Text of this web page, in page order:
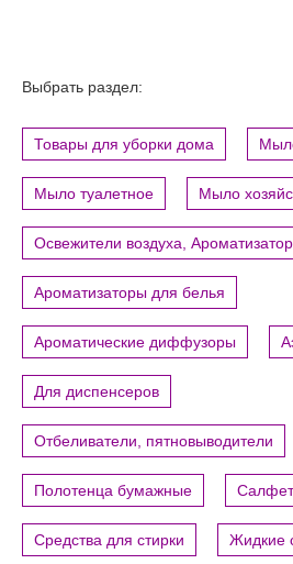
Выбрать раздел:
Товары для уборки дома
Мыло туалетное Мыло
Освежители воздуха,
Ароматизаторы для белья
Ароматические диффузоры
Для диспенсеров
Отбеливатели, пятновыводители
Полотенца бумажные
Средства для стирки Жидкие